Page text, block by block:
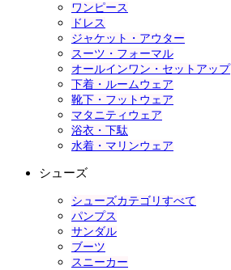
ワンピース
ドレス
ジャケット・アウター
スーツ・フォーマル
オールインワン・セットアップ
下着・ルームウェア
靴下・フットウェア
マタニティウェア
浴衣・下駄
水着・マリンウェア
シューズ
シューズカテゴリすべて
パンプス
サンダル
ブーツ
スニーカー